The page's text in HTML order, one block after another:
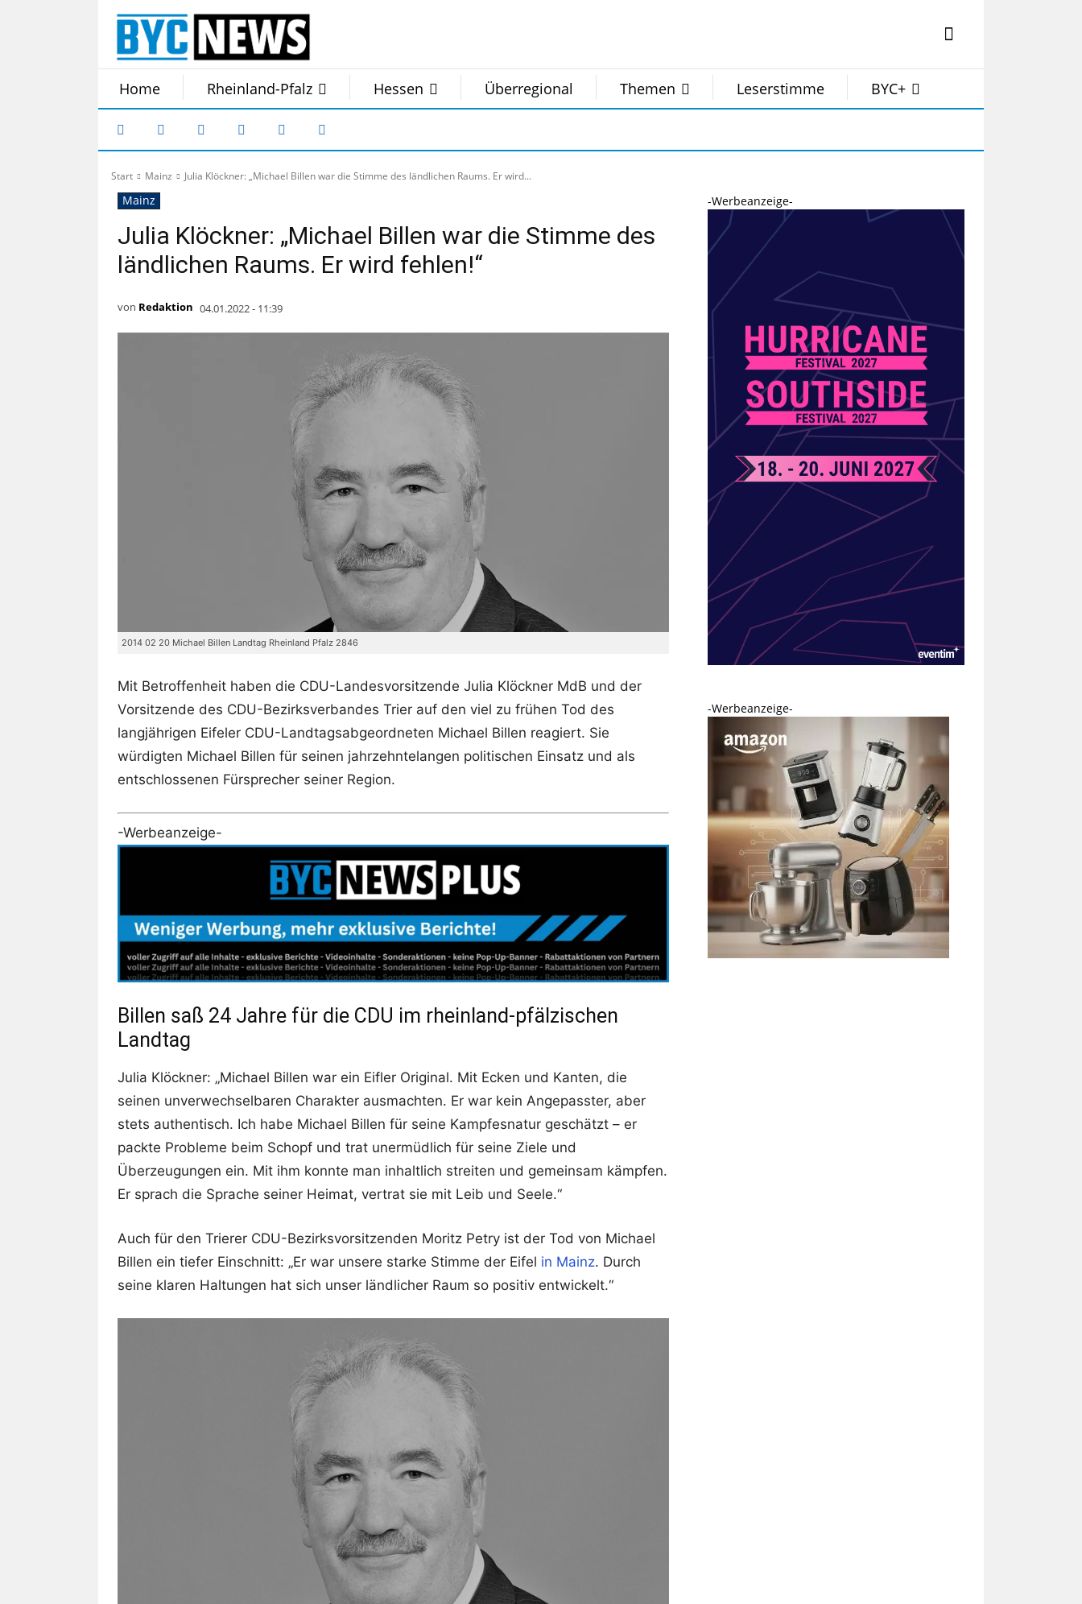
Home Rheinland-Pfalz Hessen Überregional Themen Leserstimme BYC+
Start Mainz Julia Klöckner: „Michael Billen war die Stimme des ländlichen Raums. Er wird...
Mainz
Julia Klöckner: „Michael Billen war die Stimme des
ländlichen Raums. Er wird fehlen!“
von Redaktion 04.01.2022 - 11:39
2014 02 20 Michael Billen Landtag Rheinland Pfalz 2846
Mit Betroffenheit haben die CDU-Landesvorsitzende Julia Klöckner MdB und der
Vorsitzende des CDU-Bezirksverbandes Trier auf den viel zu frühen Tod des
langjährigen Eifeler CDU-Landtagsabgeordneten Michael Billen reagiert. Sie
würdigten Michael Billen für seinen jahrzehntelangen politischen Einsatz und als
entschlossenen Fürsprecher seiner Region.
-Werbeanzeige-
Billen saß 24 Jahre für die CDU im rheinland-pfälzischen
Landtag
Julia Klöckner: „Michael Billen war ein Eifler Original. Mit Ecken und Kanten, die
seinen unverwechselbaren Charakter ausmachten. Er war kein Angepasster, aber
stets authentisch. Ich habe Michael Billen für seine Kampfesnatur geschätzt – er
packte Probleme beim Schopf und trat unermüdlich für seine Ziele und
Überzeugungen ein. Mit ihm konnte man inhaltlich streiten und gemeinsam kämpfen.
Er sprach die Sprache seiner Heimat, vertrat sie mit Leib und Seele.“
Auch für den Trierer CDU-Bezirksvorsitzenden Moritz Petry ist der Tod von Michael
Billen ein tiefer Einschnitt: „Er war unsere starke Stimme der Eifel in Mainz. Durch
seine klaren Haltungen hat sich unser ländlicher Raum so positiv entwickelt.“
-Werbeanzeige-
-Werbeanzeige-